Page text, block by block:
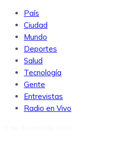
País
Ciudad
Mundo
Deportes
Salud
Tecnología
Gente
Entrevistas
Radio en Vivo